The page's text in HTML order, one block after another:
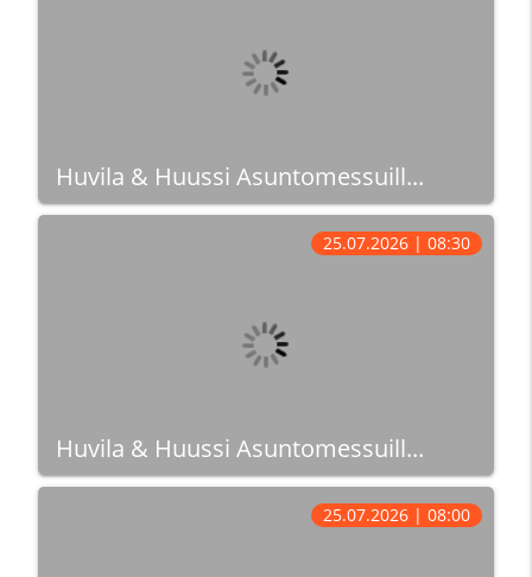
Huvila & Huussi Asuntomessuill...
Huvila & Huussi Asuntomessuill...
25.07.2026 | 08:30
25.07.2026 | 08:00